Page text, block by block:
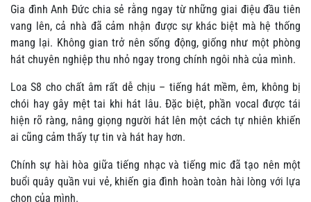
Gia đình Anh Đức chia sẻ rằng ngay từ những giai điệu đầu tiên
vang lên, cả nhà đã cảm nhận được sự khác biệt mà hệ thống
mang lại. Không gian trở nên sống động, giống như một phòng
hát chuyên nghiệp thu nhỏ ngay trong chính ngôi nhà của mình.
Loa S8 cho chất âm rất dễ chịu – tiếng hát mềm, êm, không bị
chói hay gây mệt tai khi hát lâu. Đặc biệt, phần vocal được tái
hiện rõ ràng, nâng giọng người hát lên một cách tự nhiên khiến
ai cũng cảm thấy tự tin và hát hay hơn.
Chính sự hài hòa giữa tiếng nhạc và tiếng mic đã tạo nên một
buổi quây quần vui vẻ, khiến gia đình hoàn toàn hài lòng với lựa
chọn của mình.